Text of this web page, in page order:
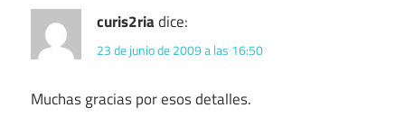
curis2riadice:
23 de junio de 2009 a las 16:50
Muchas gracias por esos detalles.